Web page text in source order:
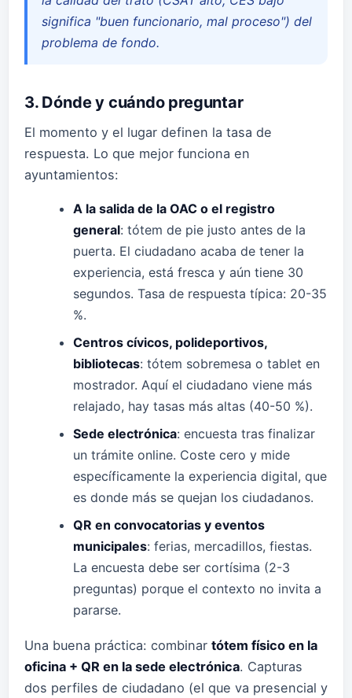
significa "buen funcionario, mal proceso") del
problema de fondo.
3. Dónde y cuándo preguntar
El momento y el lugar definen la tasa de
respuesta. Lo que mejor funciona en
ayuntamientos:
A la salida de la OAC o el registro
general: tótem de pie justo antes de la
puerta. El ciudadano acaba de tener la
experiencia, está fresca y aún tiene 30
segundos. Tasa de respuesta típica: 20-35
%.
Centros cívicos, polideportivos,
bibliotecas: tótem sobremesa o tablet en
mostrador. Aquí el ciudadano viene más
relajado, hay tasas más altas (40-50 %).
Sede electrónica: encuesta tras finalizar
un trámite online. Coste cero y mide
específicamente la experiencia digital, que
es donde más se quejan los ciudadanos.
QR en convocatorias y eventos
municipales: ferias, mercadillos, fiestas.
La encuesta debe ser cortísima (2-3
preguntas) porque el contexto no invita a
pararse.
Una buena práctica: combinar tótem físico en la
oficina + QR en la sede electrónica. Capturas
dos perfiles de ciudadano (el que va presencial y